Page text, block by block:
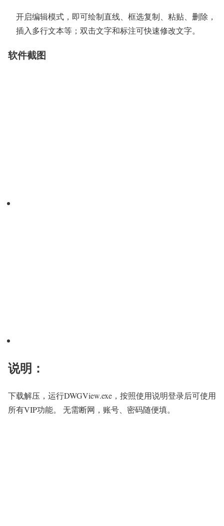
开启编辑模式，即可绘制直线、框选复制、粘贴、删除，
插入多行文本等；双击文字和标注可快速修改文字。
软件截图
说明：
下载解压，运行DWGView.exe，按照使用说明登录后可使用
所有VIP功能。 无需断网，账号、密码随便填。